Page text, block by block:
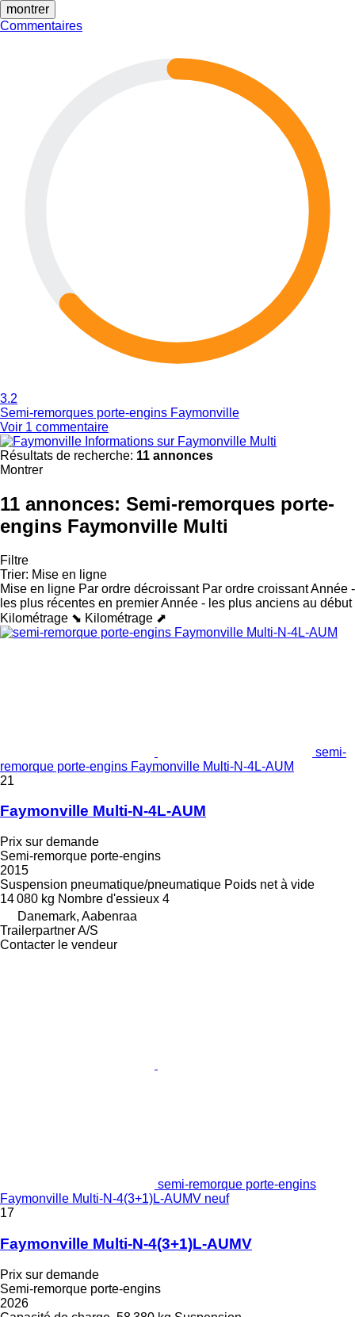
montrer
Commentaires
3.2
Semi-remorques porte-engins Faymonville
Voir 1 commentaire
Informations sur Faymonville Multi
Résultats de recherche: 11 annonces
Montrer
11 annonces: Semi-remorques porte-
engins Faymonville Multi
Filtre
Trier: Mise en ligne
Mise en ligne Par ordre décroissant Par ordre croissantAnnée -
les plus récentes en premierAnnée - les plus anciens au début
Kilométrage ⬊ Kilométrage ⬈
semi-
remorque porte-engins Faymonville Multi-N-4L-AUM
21
Faymonville Multi-N-4L-AUM
Prix sur demande
Semi-remorque porte-engins
2015
Suspension pneumatique/pneumatique Poids net à vide
14 080 kg Nombre d'essieux 4
Danemark, Aabenraa
Trailerpartner A/S
Contacter le vendeur
semi-remorque porte-engins
Faymonville Multi-N-4(3+1)L-AUMV neuf
17
Faymonville Multi-N-4(3+1)L-AUMV
Prix sur demande
Semi-remorque porte-engins
2026